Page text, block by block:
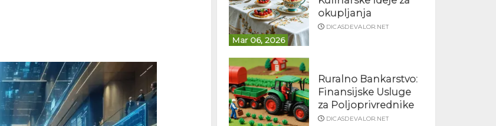
Mar 06, 2026
okupljanja
DICASDEVALOR.NET
Ruralno Bankarstvo:
Finansijske Usluge
za Poljoprivrednike
DICASDEVALOR.NET